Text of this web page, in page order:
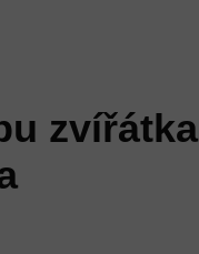
zvířátka